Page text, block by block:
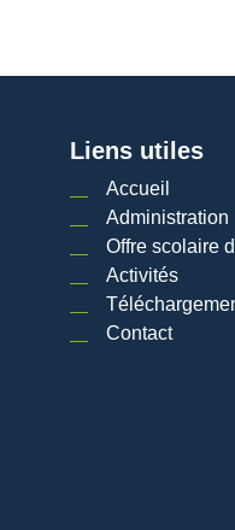
Liens utiles
Accueil
Administration
Offre scolaire
Activités
Contact